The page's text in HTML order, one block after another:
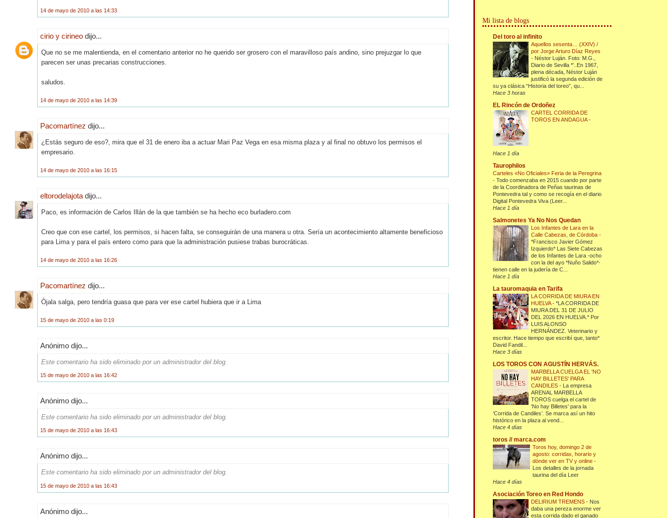
14 de mayo de 2010 a las 14:33
cirio y cirineo dijo...
Que no se me malentienda, en el comentario anterior no he querido ser grosero con el maravilloso país andino, sino prejuzgar lo que
parecen ser unas precarias construcciones.
saludos.
14 de mayo de 2010 a las 14:39
Pacomartínez dijo...
¿Estás seguro de eso?, mira que el 31 de enero iba a actuar Mari Paz Vega en esa misma plaza y al final no obtuvo los permisos el
empresario.
14 de mayo de 2010 a las 16:15
eltorodelajota dijo...
Paco, es información de Carlos Illán de la que también se ha hecho eco burladero.com
Creo que con ese cartel, los permisos, si hacen falta, se conseguirán de una manera u otra. Sería un acontecimiento altamente beneficioso
para Lima y para el país entero como para que la administración pusiese trabas burocráticas.
14 de mayo de 2010 a las 16:26
Pacomartínez dijo...
Ójala salga, pero tendría guasa que para ver ese cartel hubiera que ir a Lima
15 de mayo de 2010 a las 0:19
Anónimo dijo...
Este comentario ha sido eliminado por un administrador del blog.
15 de mayo de 2010 a las 16:42
Anónimo dijo...
Este comentario ha sido eliminado por un administrador del blog.
15 de mayo de 2010 a las 16:43
Anónimo dijo...
Este comentario ha sido eliminado por un administrador del blog.
15 de mayo de 2010 a las 16:43
Anónimo dijo...
Mi lista de blogs
Del toro al infinito
Aquellos sesenta… (XXIV) /
por Jorge Arturo Díaz Reyes
- Néstor Luján. Foto: M.G.,
Diario de Sevilla *'..En 1967,
plena década, Néstor Luján
justificó la segunda edición de
su ya clásica “Historia del toreo”, qu...
Hace 3 horas
EL Rincón de Ordoñez
CARTEL CORRIDA DE
TOROS EN ANDAGUA-
Hace 1 día
Taurophilos
Carteles «No Oficiales» Feria de la Peregrina
-Todo comenzaba en 2015 cuando por parte
de la Coordinadora de Peñas taurinas de
Pontevedra tal y como se recogía en el diario
Digital Pontevedra Viva (Leer...
Hace 1 día
Salmonetes Ya No Nos Quedan
Los Infantes de Lara en la
Calle Cabezas, de Córdoba-
*Francisco Javier Gómez
Izquierdo* Las Siete Cabezas
de los Infantes de Lara -ocho
con la del ayo *Nuño Salido*-
tienen calle en la judería de C...
Hace 1 día
La tauromaquia en Tarifa
LA CORRIDA DE MIURA EN
HUELVA-*LA CORRIDA DE
MIURA DEL 31 DE JULIO
DEL 2026 EN HUELVA.* Por
LUIS ALONSO
HERNÁNDEZ. Veterinario y
escritor. Hace tiempo que escribí que, tanto*
David Fandil...
Hace 3 días
LOS TOROS CON AGUSTÍN HERVÁS.
MARBELLA CUELGA EL 'NO
HAY BILLETES' PARA
CANDILES- La empresa
ARENAL MARBELLA
TOROS cuelga el cartel de
'No hay Billetes' para la
‘Corrida de Candiles’. Se marca así un hito
histórico en la plaza al vend...
Hace 4 días
toros // marca.com
Toros hoy, domingo 2 de
agosto: corridas, horario y
dónde ver en TV y online-
Los detalles de la jornada
taurina del día Leer
Hace 4 días
Asociación Toreo en Red Hondo
DELIRIUM TREMENS- Nos
daba una pereza enorme ver
esta corrida dado el ganado